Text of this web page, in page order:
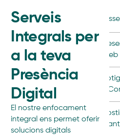
Serveis
Integrals per
a la teva
Presència
Digital
El nostre enfocament
integral ens permet oferir
solucions digitals
Web